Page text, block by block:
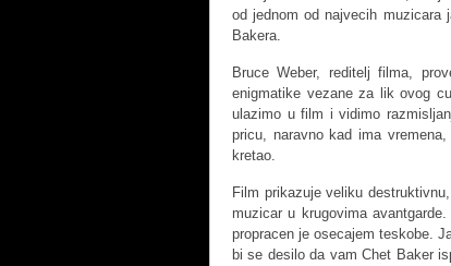
od jednom od najvecih
Bakera.
Bruce Weber, reditelj filma,
enigmatike vezane za lik ovog
ulazimo u film i vidimo
pricu, naravno kad ima
kretao.
Film prikazuje veliku
muzicar u krugovima
propracen je osecajem teskobe.
bi se desilo da vam Chet Baker